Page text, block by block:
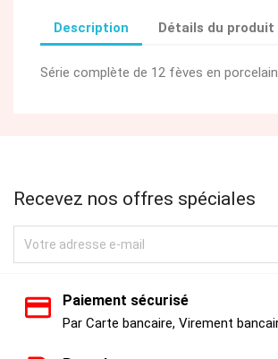
Description Détails du produit
Série complète de 12 fèves en
Recevez nos offres spéciales
Paiement sécurisé
Par Carte bancaire, Virement